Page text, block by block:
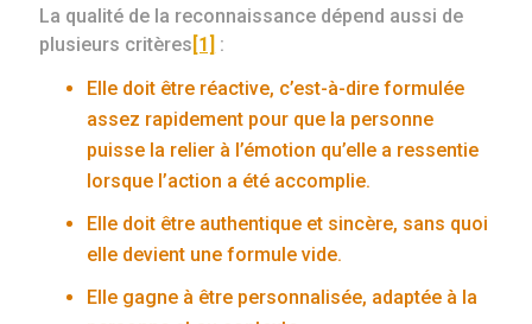
La qualité de la reconnaissance dépend aussi de
plusieurs critères [1]
:
Elle doit être réactive, c’est-à-dire formulée
assez rapidement pour que la personne
puisse la relier à l’émotion qu’elle a ressentie
lorsque l’action a été accomplie.
Elle doit être authentique et sincère, sans quoi
elle devient une formule vide.
Elle gagne à être personnalisée, adaptée à la